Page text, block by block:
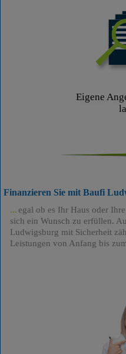
Eigene
Finanzieren Sie mit Baufi
egal ob es Ihr Haus oder
sich ein Wunsch zu erfüllen.
Ludwigsburg mit Sicherheit
Leistungen von Anfang bis